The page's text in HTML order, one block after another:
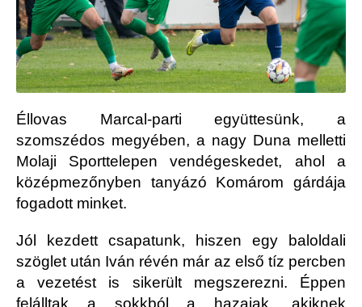
Éllovas Marcal-parti együttesünk, a
szomszédos megyében, a nagy Duna melletti
Molaji Sporttelepen vendégeskedet, ahol a
középmezőnyben tanyázó Komárom gárdája
fogadott minket.
Jól kezdett csapatunk, hiszen egy baloldali
szöglet után Iván révén már az első tíz percben
a vezetést is sikerült megszerezni. Éppen
felálltak a sokkból a hazaiak, akiknek